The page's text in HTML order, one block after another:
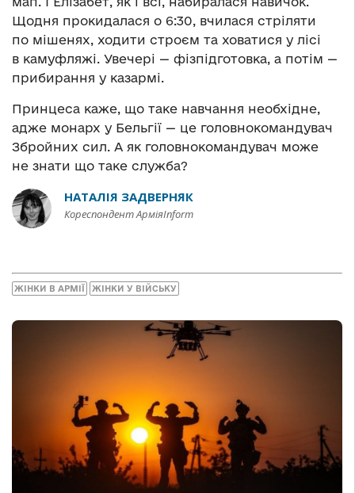
Щодня прокидалася о 6:30, вчилася стріляти
по мішенях, ходити строєм та ховатися у лісі
в камуфляжі. Увечері — фізпідготовка, а потім —
прибирання у казармі.
Принцеса каже, що таке навчання необхідне,
адже монарх у Бельгії — це головнокомандувач
Збройних сил. А як головнокомандувач може
не знати що таке служба?
НАТАЛІЯ ЗАДВЕРНЯК
Кореспондент АрміяInform
ЖІНКИ В АРМІЇ ЖІНКИ У ВІЙСЬКУ